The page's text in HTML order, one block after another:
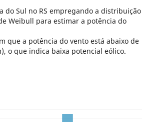
do Sul no RS empregando a distribuição
Weibull para estimar a potência do
que a potência do vento está abaixo de
o que indica baixa potencial eólico.